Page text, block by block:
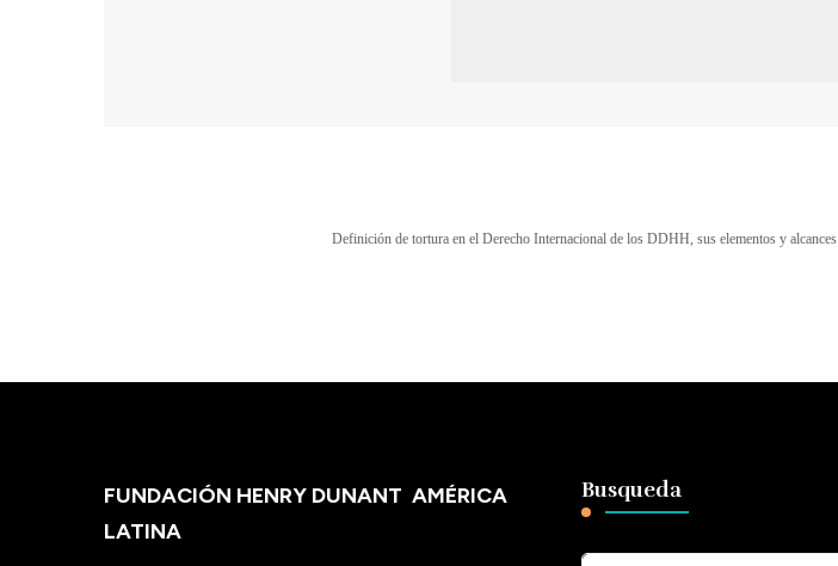
Definición de tortura en el Derecho Internacional de los DDHH, sus elementos y alcances
FUNDACIÓN HENRY DUNANT AMÉRICA
LATINA
Busqueda